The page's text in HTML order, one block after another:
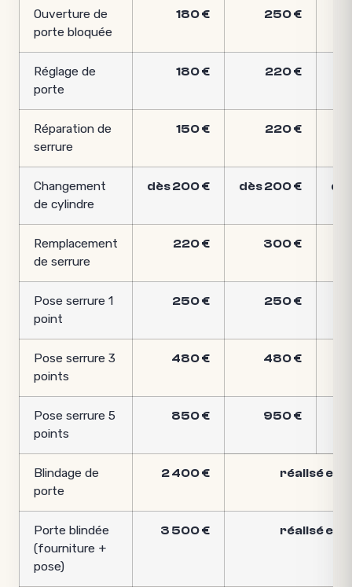
Ouverture de
porte bloquée
180 € 250 €
Réglage de
porte
180 € 220 €
Réparation de
serrure
150 € 220 €
Changement
de cylindre
dès 200 € dès 200 €
Remplacement
de serrure
220 € 300 €
Pose serrure 1
point
250 € 250 €
Pose serrure 3
points
480 € 480 €
Pose serrure 5
points
850 € 950 €
Blindage de
porte
2 400 € réalisé en
Porte blindée
(fourniture +
pose)
3 500 € réalisé en